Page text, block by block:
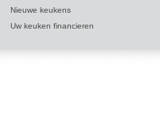
Nieuwe keukens
Uw keuken financieren